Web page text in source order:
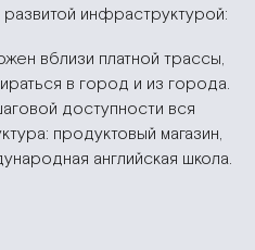
инфраструктурой:
вблизи платной трассы,
в город и из города.
доступности вся
продуктовый магазин,
английская школа.